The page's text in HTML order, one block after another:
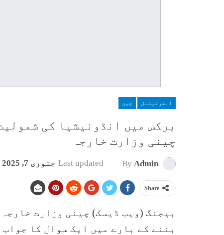
انٹرنیشنل چین
برکس میں انڈونیشیا کی
چینی وزارت خارجہ
By Admin
Last updated جنوری 7, 2025
Share
بیجنگ (ویب ڈیسک) چینی وزارت
بننے کے بارے میں ایک سوال کا